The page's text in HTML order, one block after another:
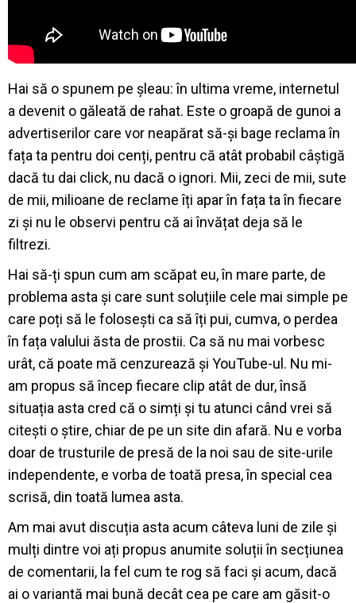
Hai să o spunem pe șleau: în ultima vreme, internetul
a devenit o găleată de rahat. Este o groapă de gunoi a
advertiserilor care vor neapărat să-și bage reclama în
fața ta pentru doi cenți, pentru că atât probabil câștigă
dacă tu dai click, nu dacă o ignori. Mii, zeci de mii, sute
de mii, milioane de reclame îți apar în fața ta în fiecare
zi și nu le observi pentru că ai învățat deja să le
filtrezi.
Hai să-ți spun cum am scăpat eu, în mare parte, de
problema asta și care sunt soluțiile cele mai simple pe
care poți să le folosești ca să îți pui, cumva, o perdea
în fața valului ăsta de prostii. Ca să nu mai vorbesc
urât, că poate mă cenzurează și YouTube-ul. Nu mi-
am propus să încep fiecare clip atât de dur, însă
situația asta cred că o simți și tu atunci când vrei să
citești o știre, chiar de pe un site din afară. Nu e vorba
doar de trusturile de presă de la noi sau de site-urile
independente, e vorba de toată presa, în special cea
scrisă, din toată lumea asta.
Am mai avut discuția asta acum câteva luni de zile și
mulți dintre voi ați propus anumite soluții în secțiunea
de comentarii, la fel cum te rog să faci și acum, dacă
ai o variantă mai bună decât cea pe care am găsit-o